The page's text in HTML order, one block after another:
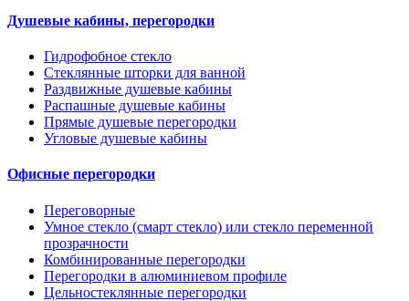
Душевые кабины, перегородки
Гидрофобное стекло
Стеклянные шторки для ванной
Раздвижные душевые кабины
Распашные душевые кабины
Прямые душевые перегородки
Угловые душевые кабины
Офисные перегородки
Переговорные
Умное стекло (смарт стекло) или стекло переменной
прозрачности
Комбинированные перегородки
Перегородки в алюминиевом профиле
Цельностеклянные перегородки